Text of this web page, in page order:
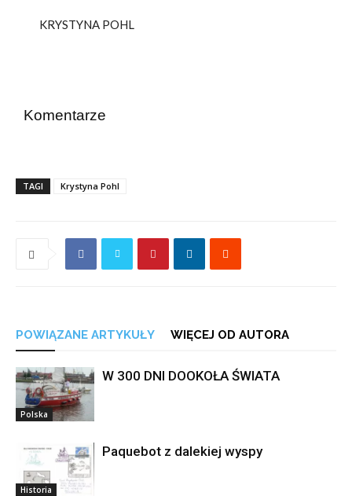
KRYSTYNA POHL
Komentarze
TAGI Krystyna Pohl
POWIĄZANE ARTYKUŁY WIĘCEJ OD AUTORA
Polska
W 300 DNI DOOKOŁA ŚWIATA
Historia
Paquebot z dalekiej wyspy